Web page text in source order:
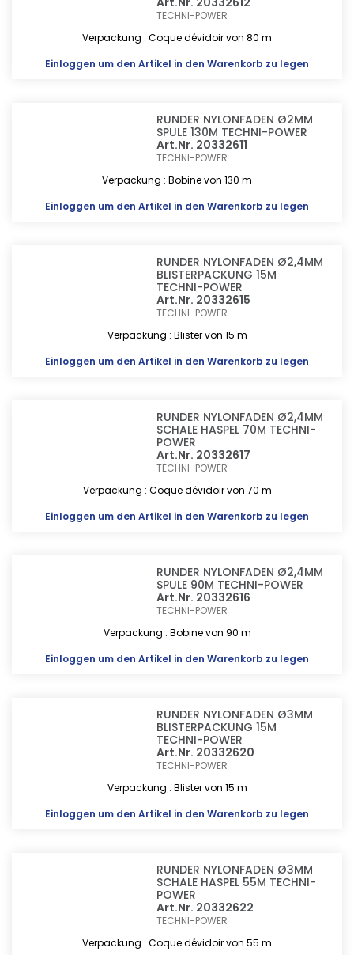
TECHNI-POWER
Verpackung : Coque dévidoir von 80 m
Einloggen um den Artikel in den Warenkorb zu legen
RUNDER NYLONFADEN Ø2MM
SPULE 130M TECHNI-POWER
Art.Nr. 20332611
TECHNI-POWER
Verpackung : Bobine von 130 m
Einloggen um den Artikel in den Warenkorb zu legen
RUNDER NYLONFADEN Ø2,4MM
BLISTERPACKUNG 15M
TECHNI-POWER
Art.Nr. 20332615
TECHNI-POWER
Verpackung : Blister von 15 m
Einloggen um den Artikel in den Warenkorb zu legen
RUNDER NYLONFADEN Ø2,4MM
SCHALE HASPEL 70M TECHNI-
POWER
Art.Nr. 20332617
TECHNI-POWER
Verpackung : Coque dévidoir von 70 m
Einloggen um den Artikel in den Warenkorb zu legen
RUNDER NYLONFADEN Ø2,4MM
SPULE 90M TECHNI-POWER
Art.Nr. 20332616
TECHNI-POWER
Verpackung : Bobine von 90 m
Einloggen um den Artikel in den Warenkorb zu legen
RUNDER NYLONFADEN Ø3MM
BLISTERPACKUNG 15M
TECHNI-POWER
Art.Nr. 20332620
TECHNI-POWER
Verpackung : Blister von 15 m
Einloggen um den Artikel in den Warenkorb zu legen
RUNDER NYLONFADEN Ø3MM
SCHALE HASPEL 55M TECHNI-
POWER
Art.Nr. 20332622
TECHNI-POWER
Verpackung : Coque dévidoir von 55 m